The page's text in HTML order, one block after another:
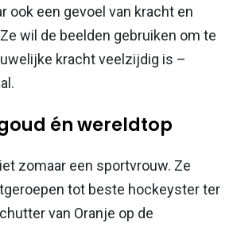
ook een gevoel van kracht en
wil de beelden gebruiken om te
kracht veelzijdig is –
én wereldtop
zomaar een sportvrouw. Ze
tot beste hockeyster ter
van Oranje op de